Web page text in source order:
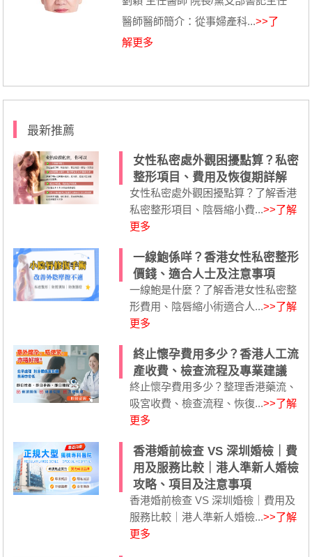
醫師醫師簡介：從事婦產科...>>了
解更多
最新推薦
女性私密處外觀困擾點算？私密
整形項目、費用及恢復期詳解
女性私密處外觀困擾點算？了解香港
私密整形項目、陰唇縮小費...>>了解
更多
一線鮑係咩？香港女性私密整形
價錢、適合人士及注意事項
一線鮑是什麼？了解香港女性私密整
形費用、陰唇縮小術適合人...>>了解
更多
終止懷孕費用多少？香港人工流
產收費、檢查流程及專業建議
終止懷孕費用多少？整理香港藥流、
吸宮收費、檢查流程、恢復...>>了解
更多
香港婚前檢查 VS 深圳婚檢｜費
用及服務比較｜港人準新人婚檢
攻略、項目及注意事項
香港婚前檢查 VS 深圳婚檢｜費用及
服務比較｜港人準新人婚檢...>>了解
更多